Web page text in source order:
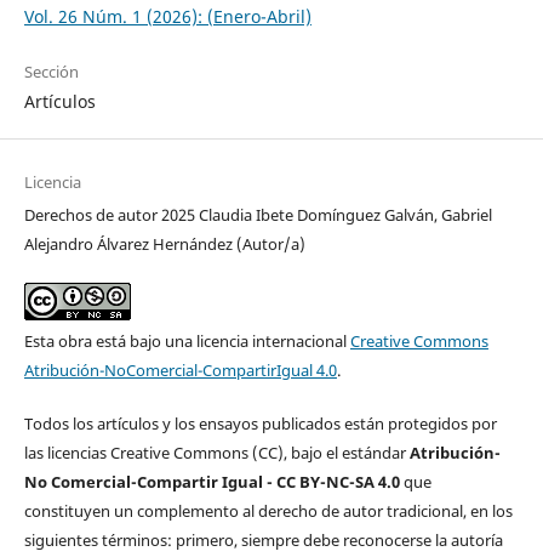
Vol. 26 Núm. 1 (2026): (Enero-Abril)
Sección
Artículos
Licencia
Derechos de autor 2025 Claudia Ibete Domínguez Galván, Gabriel
Alejandro Álvarez Hernández (Autor/a)
Esta obra está bajo una licencia internacionalCreative Commons
Atribución-NoComercial-CompartirIgual 4.0.
Todos los artículos y los ensayos publicados están protegidos por
las licencias Creative Commons (CC), bajo el estándarAtribución-
No Comercial-Compartir Igual - CC BY-NC-SA 4.0que
constituyen un complemento al derecho de autor tradicional, en los
siguientes términos: primero, siempre debe reconocerse la autoría